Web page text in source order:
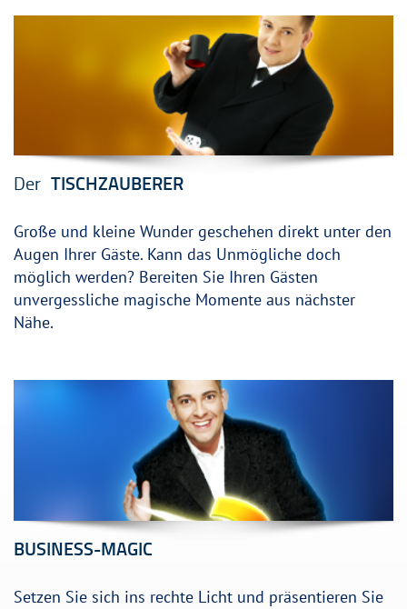
Der TISCHZAUBERER
Große und kleine Wunder geschehen direkt unter den
Augen Ihrer Gäste. Kann das Unmögliche doch
möglich werden? Bereiten Sie Ihren Gästen
unvergessliche magische Momente aus nächster
Nähe.
BUSINESS-MAGIC
Setzen Sie sich ins rechte Licht und präsentieren Sie